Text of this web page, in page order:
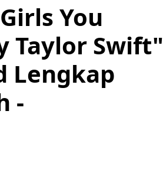
You
Taylor Swift"
Lengkap
-